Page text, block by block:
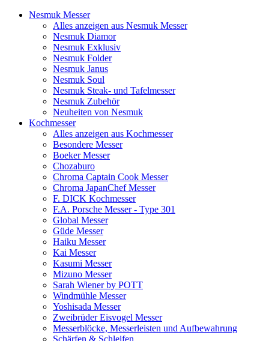
Nesmuk Messer
Alles anzeigen aus Nesmuk Messer
Nesmuk Diamor
Nesmuk Exklusiv
Nesmuk Folder
Nesmuk Janus
Nesmuk Soul
Nesmuk Steak- und Tafelmesser
Nesmuk Zubehör
Neuheiten von Nesmuk
Kochmesser
Alles anzeigen aus Kochmesser
Besondere Messer
Boeker Messer
Chozaburo
Chroma Captain Cook Messer
Chroma JapanChef Messer
F. DICK Kochmesser
F.A. Porsche Messer - Type 301
Global Messer
Güde Messer
Haiku Messer
Kai Messer
Kasumi Messer
Mizuno Messer
Sarah Wiener by POTT
Windmühle Messer
Yoshisada Messer
Zweibrüder Eisvogel Messer
Messerblöcke, Messerleisten und Aufbewahrung
Schärfen & Schleifen